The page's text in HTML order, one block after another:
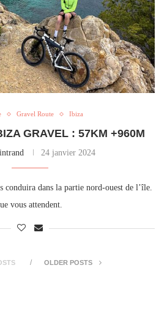
Gravel Route Ibiza
GRAVEL : 57KM +960M
24 janvier 2024
conduira dans la partie nord-ouest de l’île.
vous attendent.
OLDER POSTS